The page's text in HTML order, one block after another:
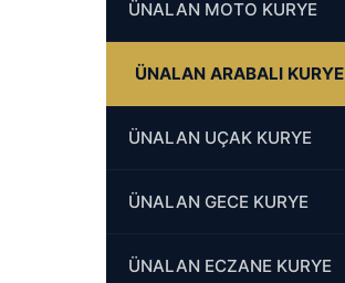
ÜNALAN MOTO KURYE
ÜNALAN ARABALI KURYE
ÜNALAN UÇAK KURYE
ÜNALAN GECE KURYE
ÜNALAN ECZANE KURYE